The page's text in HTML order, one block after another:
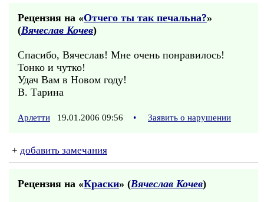
Рецензия на «Отчего ты так печальна?»
(Вячеслав Кочев)
Cпасибо, Вячеслав! Мне очень понравилось!
Тонко и чутко!
Удач Вам в Новом году!
В. Тарина
Арлетти 19.01.2006 09:56 • Заявить о нарушении
+ добавить замечания
Рецензия на «Краски» (Вячеслав Кочев)